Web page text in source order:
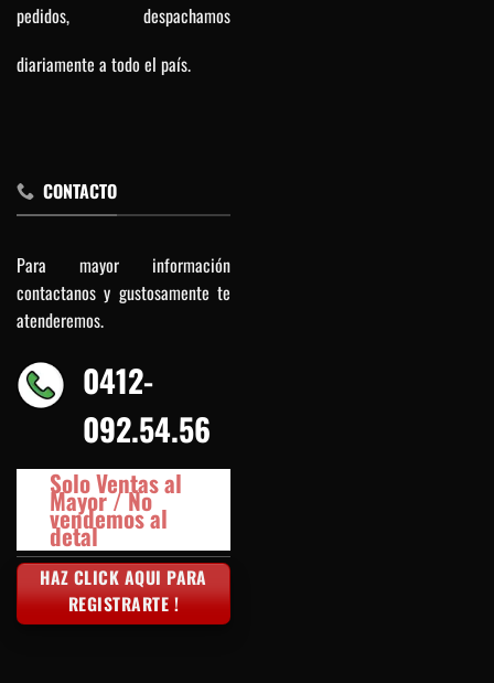
pedidos, despachamos
diariamente a todo el país.
CONTACTO
Para mayor información
contactanos y gustosamente te
atenderemos.
0412-
092.54.56
Solo Ventas al
Mayor / No
vendemos al
detal
HAZ CLICK AQUI PARA
REGISTRARTE !